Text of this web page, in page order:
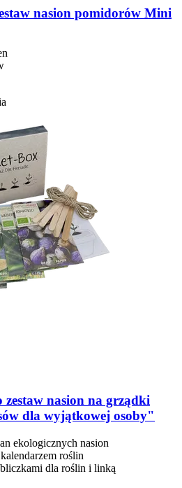
nasion pomidorów Mini
zestaw nasion na grządki
dla wyjątkowej osoby"
ekologicznych nasion
roślin
dla roślin i linką